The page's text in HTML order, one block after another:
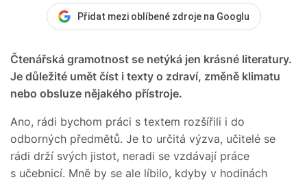
Přidat mezi oblíbené zdroje na Googlu
Čtenářská gramotnost se netýká jen krásné literatury.
Je důležité umět číst i texty o zdraví, změně klimatu
nebo obsluze nějakého přístroje.
Ano, rádi bychom práci s textem rozšířili i do
odborných předmětů. Je to určitá výzva, učitelé se
rádi drží svých jistot, neradi se vzdávají práce
s učebnicí. Mně by se ale líbilo, kdyby v hodinách